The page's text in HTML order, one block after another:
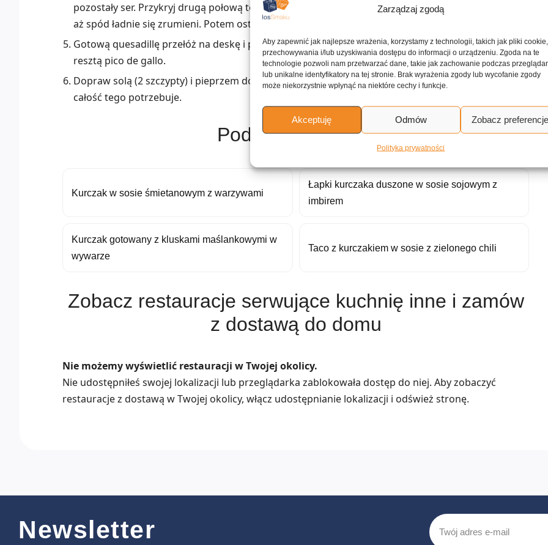
Zarządzaj zgodą
Aby zapewnić jak najlepsze wrażenia, korzystamy z technologii, takich jak pliki
przechowywania i/lub uzyskiwania dostępu do informacji o urządzeniu. Zgoda na te
technologie pozwoli nam przetwarzać dane, takie jak zachowanie podczas
lub unikalne identyfikatory na tej stronie. Brak wyrażenia zgody lub wycofanie zgody
może niekorzystnie wpłynąć na niektóre cechy i funkcje.
Akceptuję Odmów Zobacz preferencje
Polityka prywatności
pozostały ser. Przykryj drugą połową tortilli (lub złóż ją na pół, jeśli robisz mniejszą porcję) i smaż,
aż spód ładnie się zrumieni. Potem ostrożnie przewróć quesadillę i zrób to samo z drugiej strony.
Gotową quesadillę przełóż na deskę i pokrój na 4 części. Podawaj od razu z kwaśną śmietaną i
resztą pico de gallo.
Dopraw solą (2 szczypty) i pieprzem do smaku na etapie składania nadzienia, jeśli uznasz, że
całość tego potrzebuje.
Podobne przepisy
Kurczak w sosie śmietanowym z warzywami
Łapki kurczaka duszone w sosie sojowym z
imbirem
Kurczak gotowany z kluskami maślankowymi w
wywarze
Taco z kurczakiem w sosie z zielonego chili
Zobacz restauracje serwujące kuchnię inne i zamów
z dostawą do domu
Nie możemy wyświetlić restauracji w Twojej okolicy.
Nie udostępniłeś swojej lokalizacji lub przeglądarka zablokowała dostęp do niej. Aby zobaczyć
restauracje z dostawą w Twojej okolicy, włącz udostępnianie lokalizacji i odśwież stronę.
Newsletter